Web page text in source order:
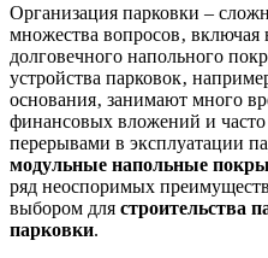
Организация парковки –
множества вопросов‚
долговечного напольного
устройства парковок‚
основания‚ занимают много
финансовых вложений и
перерывами в эксплуатации
модульные напольные
ряд неоспоримых
выбором для строительства
парковки.